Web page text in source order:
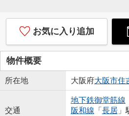
お気に入り追加
物件概要
所在地 大阪府大阪市住
交通
地下鉄御堂筋線
阪和線 「 長居」